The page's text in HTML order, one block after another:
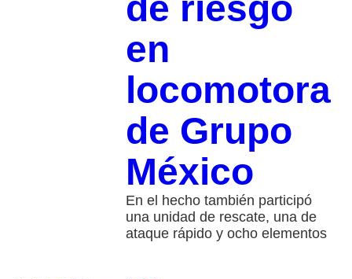
en
locomotora
de Grupo
México
En el hecho también participó
una unidad de rescate, una de
ataque rápido y ocho elementos